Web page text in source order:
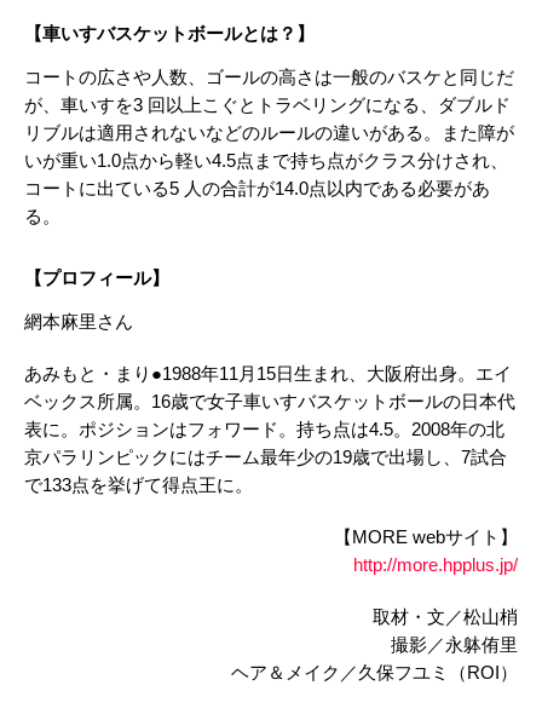
【車いすバスケットボールとは？】
コートの広さや人数、ゴールの高さは一般のバスケと同じだ
が、車いすを3 回以上こぐとトラベリングになる、ダブルド
リブルは適用されないなどのルールの違いがある。また障が
いが重い1.0点から軽い4.5点まで持ち点がクラス分けされ、
コートに出ている5 人の合計が14.0点以内である必要があ
る。
【プロフィール】
網本麻里さん
あみもと・まり●1988年11月15日生まれ、大阪府出身。エイ
ベックス所属。16歳で女子車いすバスケットボールの日本代
表に。ポジションはフォワード。持ち点は4.5。2008年の北
京パラリンピックにはチーム最年少の19歳で出場し、7試合
で133点を挙げて得点王に。
【MORE webサイト】
http://more.hpplus.jp/
取材・文／松山梢
撮影／永躰侑里
ヘア＆メイク／久保フユミ（ROI）